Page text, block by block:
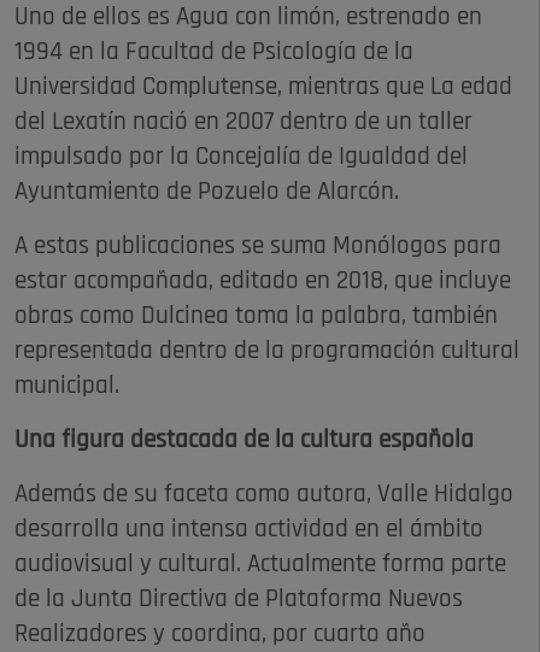
Uno de ellos es Agua con limón, estrenado en
1994 en la Facultad de Psicología de la
Universidad Complutense, mientras que La edad
del Lexatín nació en 2007 dentro de un taller
impulsado por la Concejalía de Igualdad del
Ayuntamiento de Pozuelo de Alarcón.
A estas publicaciones se suma Monólogos para
estar acompañada, editado en 2018, que incluye
obras como Dulcinea toma la palabra, también
representada dentro de la programación cultural
municipal.
Una figura destacada de la cultura española
Además de su faceta como autora, Valle Hidalgo
desarrolla una intensa actividad en el ámbito
audiovisual y cultural. Actualmente forma parte
de la Junta Directiva de Plataforma Nuevos
Realizadores y coordina, por cuarto año